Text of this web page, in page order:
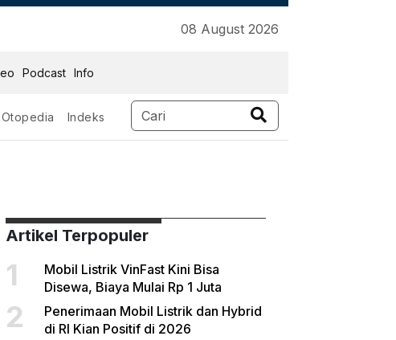
08 August 2026
Podcast Info
Otopedia Indeks
Artikel Terpopuler
1
Mobil Listrik VinFast Kini Bisa
Disewa, Biaya Mulai Rp 1 Juta
2
Penerimaan Mobil Listrik dan Hybrid
di RI Kian Positif di 2026